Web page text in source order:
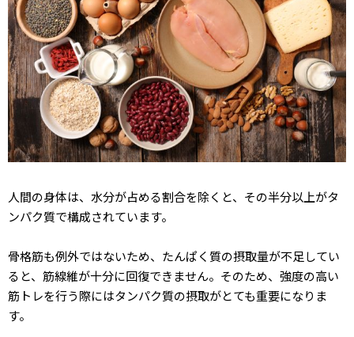
人間の身体は、水分が占める割合を除くと、その半分以上がタ
ンパク質で構成されています。
骨格筋も例外ではないため、たんぱく質の摂取量が不足してい
ると、筋線維が十分に回復できません。そのため、強度の高い
筋トレを行う際にはタンパク質の摂取がとても重要になりま
す。